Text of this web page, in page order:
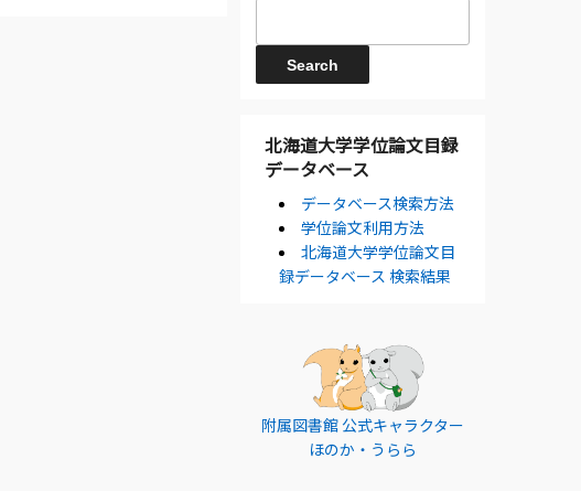
北海道大学学位論文目録
データベース
データベース検索方法
学位論文利用方法
北海道大学学位論文目
録データベース 検索結果
附属図書館 公式キャラクター
ほのか・うらら